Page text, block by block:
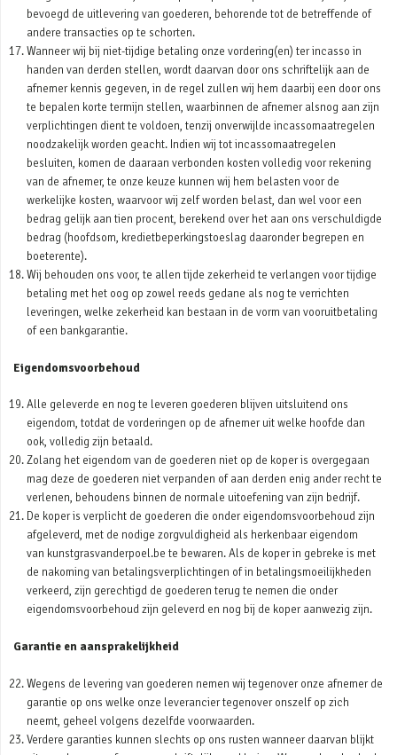
bevoegd de uitlevering van goederen, behorende tot de betreffende of
andere transacties op te schorten.
Wanneer wij bij niet-tijdige betaling onze vordering(en) ter incasso in
handen van derden stellen, wordt daarvan door ons schriftelijk aan de
afnemer kennis gegeven, in de regel zullen wij hem daarbij een door ons
te bepalen korte termijn stellen, waarbinnen de afnemer alsnog aan zijn
verplichtingen dient te voldoen, tenzij onverwijlde incassomaatregelen
noodzakelijk worden geacht. Indien wij tot incassomaatregelen
besluiten, komen de daaraan verbonden kosten volledig voor rekening
van de afnemer, te onze keuze kunnen wij hem belasten voor de
werkelijke kosten, waarvoor wij zelf worden belast, dan wel voor een
bedrag gelijk aan tien procent, berekend over het aan ons verschuldigde
bedrag (hoofdsom, kredietbeperkingstoeslag daaronder begrepen en
boeterente).
Wij behouden ons voor, te allen tijde zekerheid te verlangen voor tijdige
betaling met het oog op zowel reeds gedane als nog te verrichten
leveringen, welke zekerheid kan bestaan in de vorm van vooruitbetaling
of een bankgarantie.
Eigendomsvoorbehoud
Alle geleverde en nog te leveren goederen blijven uitsluitend ons
eigendom, totdat de vorderingen op de afnemer uit welke hoofde dan
ook, volledig zijn betaald.
Zolang het eigendom van de goederen niet op de koper is overgegaan
mag deze de goederen niet verpanden of aan derden enig ander recht te
verlenen, behoudens binnen de normale uitoefening van zijn bedrijf.
De koper is verplicht de goederen die onder eigendomsvoorbehoud zijn
afgeleverd, met de nodige zorgvuldigheid als herkenbaar eigendom
van kunstgrasvanderpoel.be te bewaren. Als de koper in gebreke is met
de nakoming van betalingsverplichtingen of in betalingsmoeilijkheden
verkeerd, zijn gerechtigd de goederen terug te nemen die onder
eigendomsvoorbehoud zijn geleverd en nog bij de koper aanwezig zijn.
Garantie en aansprakelijkheid
Wegens de levering van goederen nemen wij tegenover onze afnemer de
garantie op ons welke onze leverancier tegenover onszelf op zich
neemt, geheel volgens dezelfde voorwaarden.
Verdere garanties kunnen slechts op ons rusten wanneer daarvan blijkt